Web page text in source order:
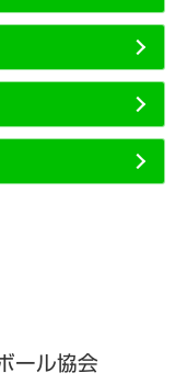
ール協会